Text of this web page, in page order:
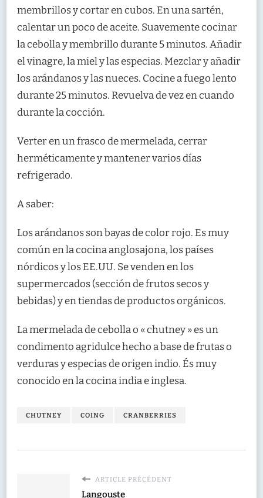
membrillos y cortar en cubos. En una sartén,
calentar un poco de aceite. Suavemente cocinar
la cebolla y membrillo durante 5 minutos. Añadir
el vinagre, la miel y las especias. Mezclar y añadir
los arándanos y las nueces. Cocine a fuego lento
durante 25 minutos. Revuelva de vez en cuando
durante la cocción.
Verter en un frasco de mermelada, cerrar
herméticamente y mantener varios días
refrigerado.
A saber:
Los arándanos son bayas de color rojo. Es muy
común en la cocina anglosajona, los países
nórdicos y los EE.UU. Se venden en los
supermercados (sección de frutos secos y
bebidas) y en tiendas de productos orgánicos.
La mermelada de cebolla o « chutney » es un
condimento agridulce hecho a base de frutas o
verduras y especias de origen indio. És muy
conocido en la cocina india e inglesa.
CHUTNEY COING CRANBERRIES
ARTICLE PRÉCÉDENT
Langouste